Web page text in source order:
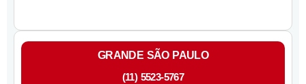
GRANDE SÃO PAULO
(11) 5523-5767